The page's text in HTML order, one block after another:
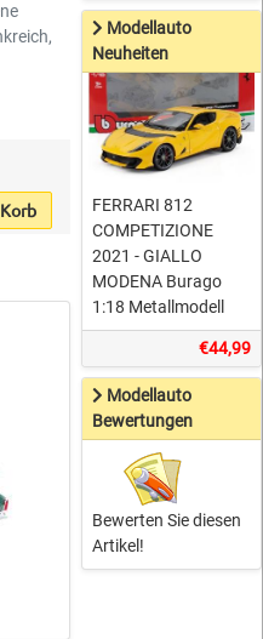
Modellauto
Neuheiten
FERRARI 812
COMPETIZIONE
2021 - GIALLO
MODENA Burago
1:18 Metallmodell
€44,99
Modellauto
Bewertungen
Bewerten Sie diesen
Artikel!